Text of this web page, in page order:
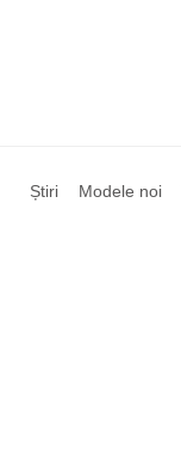
Știri Modele noi